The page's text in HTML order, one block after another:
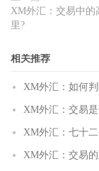
XM外汇：交易中的
里?
相关推荐
XM外汇：如何
XM外汇：交易
XM外汇：七十
XM外汇：交易